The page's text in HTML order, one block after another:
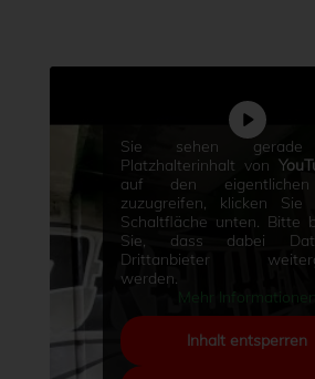
Sie sehen gerade
Platzhalterinhalt von
auf den
zuzugreifen, klicken
Schaltfläche unten. Bitte
Sie, dass dabei
Drittanbieter
werden.
Mehr Informationen
Inhalt entsperren